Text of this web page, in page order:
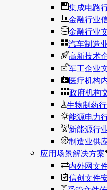
集成电路
金融行业
金融行业
汽车制造
高新技术
军工企业
医疗机构
政府机构
生物制药
能源电力
新能源行
制造业供
应用场景解决方案
内外网文
信创文件